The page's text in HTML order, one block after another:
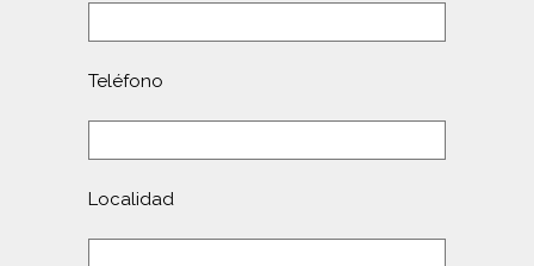
Teléfono
Localidad